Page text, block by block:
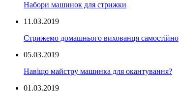
Набори машинок для стрижки
11.03.2019
Стрижемо домашнього вихованця самостійно
05.03.2019
Навіщо майстру машинка для окантування?
01.03.2019